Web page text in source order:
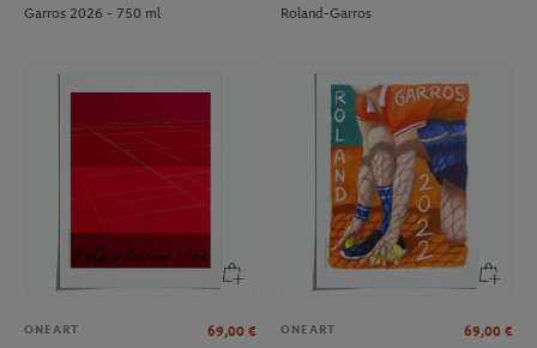
Garros 2026 - 750 ml
Roland-Garros
ONEART 69,00 €
ONEART 69,00 €